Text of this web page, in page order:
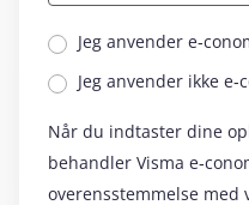
Jeg anvender
Jeg anvender ikke
Når du indtaster dine
behandler Visma
overensstemmelse med